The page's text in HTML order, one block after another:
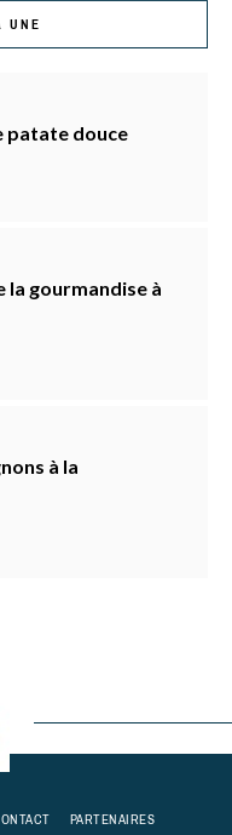
UNE
patate douce
la gourmandise à
à la
PARTENAIRES